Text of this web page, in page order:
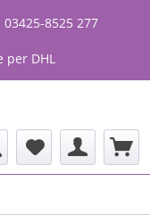
03425-8525 277
DHL